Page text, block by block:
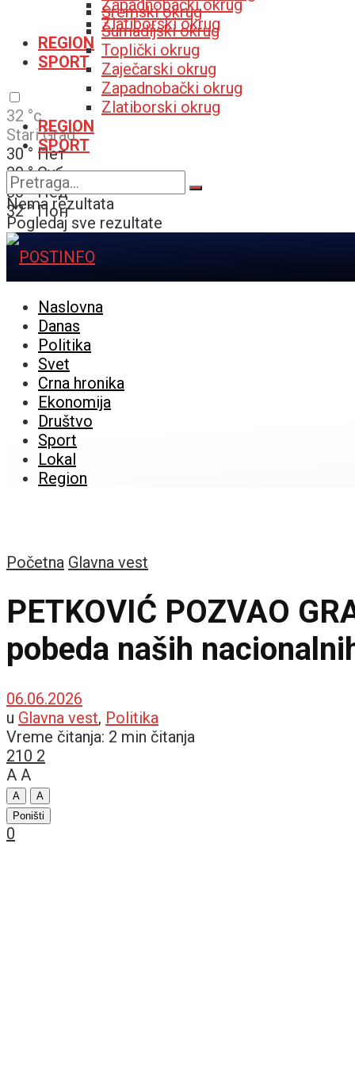
Zapadnobački okrug
Zlatiborski okrug
REGION
SPORT
32 °c
Stari Grad
30 ° Пет
30 ° Суб
30 ° Нед
32 ° Пон
Sremski okrug
Šumadijski okrug
Toplički okrug
Zaječarski okrug
Zapadnobački okrug
Zlatiborski okrug
REGION
SPORT
Nema rezultata
Pogledaj sve rezultate
Naslovna
Danas
Politika
Svet
Crna hronika
Ekonomija
Društvo
Sport
Lokal
Region
Početna Glavna vest
PETKOVIĆ POZVAO
pobeda naših
06.06.2026
u Glavna vest, Politika
Vreme čitanja: 2 min čitanja
210 2
A A
A
A
Poništi
0